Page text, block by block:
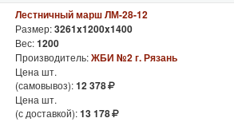
Лестничный марш ЛМ-28-12
Размер:3261x1200x1400
Вес:1200
Производитель:ЖБИ №2 г. Рязань
Цена шт.
(самовывоз):12 378
Цена шт.
(с доставкой):13 178